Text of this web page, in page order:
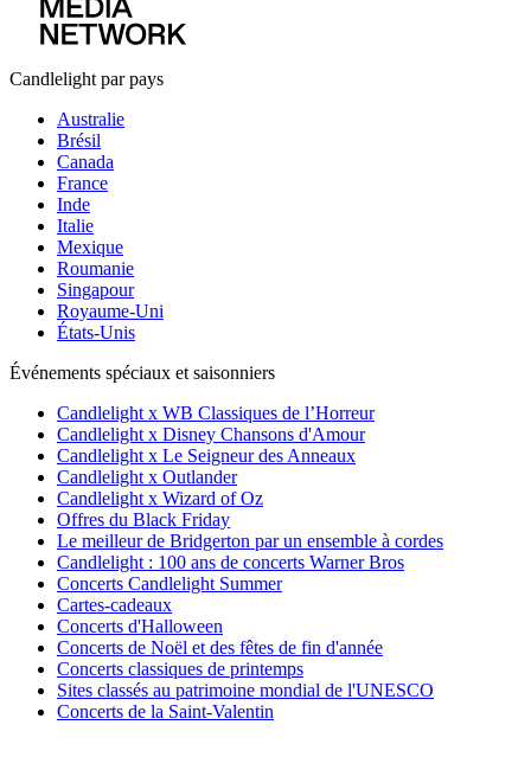
Candlelight par pays
Australie
Brésil
Canada
France
Inde
Italie
Mexique
Roumanie
Singapour
Royaume-Uni
États-Unis
Événements spéciaux et saisonniers
Candlelight x WB Classiques de l’Horreur
Candlelight x Disney Chansons d'Amour
Candlelight x Le Seigneur des Anneaux
Candlelight x Outlander
Candlelight x Wizard of Oz
Offres du Black Friday
Le meilleur de Bridgerton par un ensemble à cordes
Candlelight : 100 ans de concerts Warner Bros
Concerts Candlelight Summer
Cartes-cadeaux
Concerts d'Halloween
Concerts de Noël et des fêtes de fin d'année
Concerts classiques de printemps
Sites classés au patrimoine mondial de l'UNESCO
Concerts de la Saint-Valentin